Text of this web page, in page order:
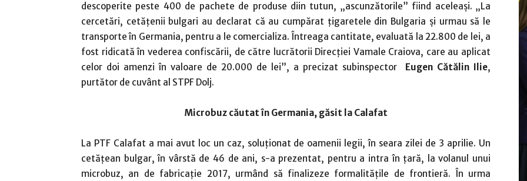
descoperite peste 400 de pachete de produse diin tutun, „ascunzătorile” fiind aceleaşi. „La
cercetări, cetăţenii bulgari au declarat că au cumpărat ţigaretele din Bulgaria şi urmau să le
transporte în Germania, pentru a le comercializa. Întreaga cantitate, evaluată la 22.800 de lei, a
fost ridicată în vederea confiscării, de către lucrătorii Direcţiei Vamale Craiova, care au aplicat
celor doi amenzi în valoare de 20.000 de lei”, a precizat subinspector
Eugen Cătălin Ilie,
purtător de cuvânt al STPF Dolj.
Microbuz căutat în Germania, găsit la Calafat
La PTF Calafat a mai avut loc un caz, soluţionat de oamenii legii, în seara zilei de 3 aprilie. Un
cetăţean bulgar, în vârstă de 46 de ani, s-a prezentat, pentru a intra în ţară, la volanul unui
microbuz, an de fabricaţie 2017, urmând să finalizeze formalităţile de frontieră. În urma